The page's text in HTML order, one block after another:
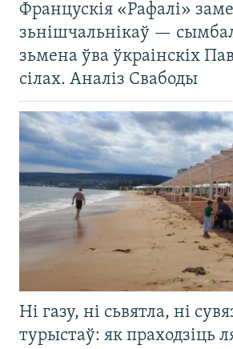
Францускія «Рафалі»
зьнішчальнікаў —
зьмена ўва ўкраінскіх
сілах. Аналіз Свабоды
Ні газу, ні сьвятла, ні
турыстаў: як праходзіць